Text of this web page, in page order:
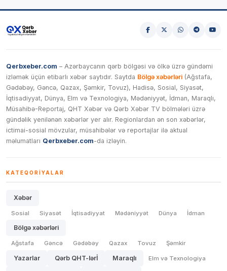
Qerbxeber.com – Azərbaycanın qərb bölgəsi və ölkə üzrə gündəmi
izləmək üçün etibarlı xəbər saytıdır. Saytda Bölgə xəbərləri (Ağstafa,
Gədəbəy, Gəncə, Qazax, Şəmkir, Tovuz), Hadisə, Sosial, Siyasət,
İqtisadiyyat, Dünya, Elm və Texnologiya, Mədəniyyət, İdman, Maraqlı,
Müsahibə-Reportaj, QHT Xəbər və Qərb Xəbər TV bölmələri üzrə
gündəlik yenilənən xəbərlər yer alır. Regionlardan ən son xəbərlər,
ictimai-sosial mövzular, müsahibələr və reportajlar ilə aktual
məlumatları Qerbxeber.com-da izləyin.
KATEQORIYALAR
Xəbər
Sosial Siyasət İqtisadiyyat Mədəniyyət Dünya İdman
Bölgə xəbərləri
Ağstafa Gəncə Gədəbəy Qazax Tovuz Şəmkir
Yazarlar Qərb QHT-lərİ Maraqlı Elm və Texnologiya